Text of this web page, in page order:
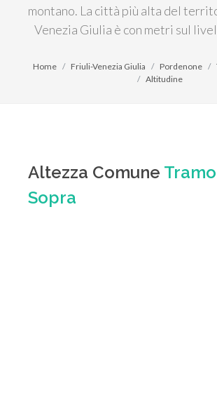
montano. La città più alta del
Venezia Giulia è con metri sul
Home Friuli-Venezia Giulia Pordenone
Altitudine
Altezza Comune
Sopra